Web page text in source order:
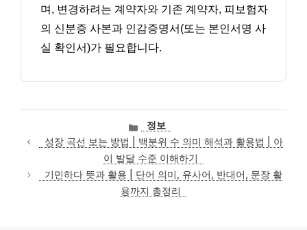
며, 변경하려는 계약자와 기존 계약자, 피보험자
의 신분증 사본과 인감증명서(또는 본인서명 사
실 확인서)가 필요합니다.
카
테
고
리
정보
성장 곡선 보는 방법 | 백분위 수 의미 해석과 활용법 | 아
이 발달 수준 이해하기
기민하다 뜻과 활용 | 단어 의미, 유사어, 반대어, 문장 활
용까지 총정리